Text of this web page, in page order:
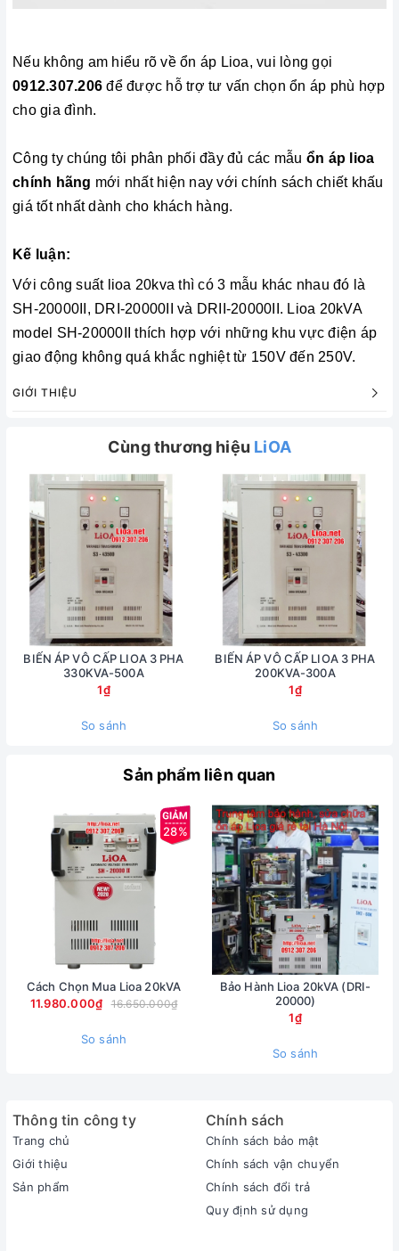
Nếu không am hiểu rõ về ổn áp Lioa, vui lòng gọi
0912.307.206 để được hỗ trợ tư vấn chọn ổn áp phù hợp
cho gia đình.
Công ty chúng tôi phân phối đầy đủ các mẫu ổn áp lioa
chính hãng mới nhất hiện nay với chính sách chiết khấu
giá tốt nhất dành cho khách hàng.
Kế luận:
Với công suất lioa 20kva thì có 3 mẫu khác nhau đó là
SH-20000II, DRI-20000II và DRII-20000II. Lioa 20kVA
model SH-20000II thích hợp với những khu vực điện áp
giao động không quá khắc nghiệt từ 150V đến 250V.
GIỚI THIỆU
Cùng thương hiệu LiOA
BIẾN ÁP VÔ CẤP LIOA 3 PHA
330KVA-500A
1₫
So sánh
BIẾN ÁP VÔ CẤP LIOA 3 PHA
200KVA-300A
1₫
So sánh
Sản phẩm liên quan
28%
Cách Chọn Mua Lioa 20kVA
11.980.000₫
16.650.000₫
So sánh
Bảo Hành Lioa 20kVA (DRI-
20000)
1₫
So sánh
Thông tin công ty
Trang chủ
Giới thiệu
Sản phẩm
Chính sách
Chính sách bảo mật
Chính sách vận chuyển
Chính sách đổi trả
Quy định sử dụng